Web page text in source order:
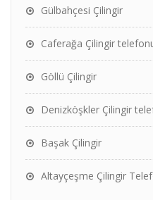
Gülbahçesi Çilingir
Caferağa Çilingir
Göllü Çilingir
Denizköşkler Çilingir
Başak Çilingir
Altayçeşme Çilingir